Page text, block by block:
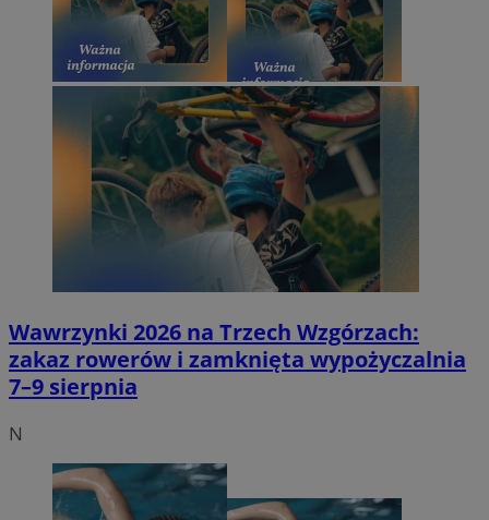
Wawrzynki 2026 na Trzech Wzgórzach:
zakaz rowerów i zamknięta wypożyczalnia
7–9 sierpnia
N